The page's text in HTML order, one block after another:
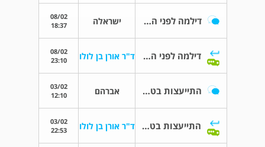
דילמה לפני החלפת מפרק ירך ישראלה
08/02
18:37
דילמה לפני החלפת מפרק ירך ד"ר אורן בן לולו
08/02
23:10
התייעצות בטרם ניתוח החלפת מפרק ירך אברהם
03/02
12:10
התייעצות בטרם ניתוח החלפת מפרק ירך ד"ר אורן בן לולו
03/02
22:53